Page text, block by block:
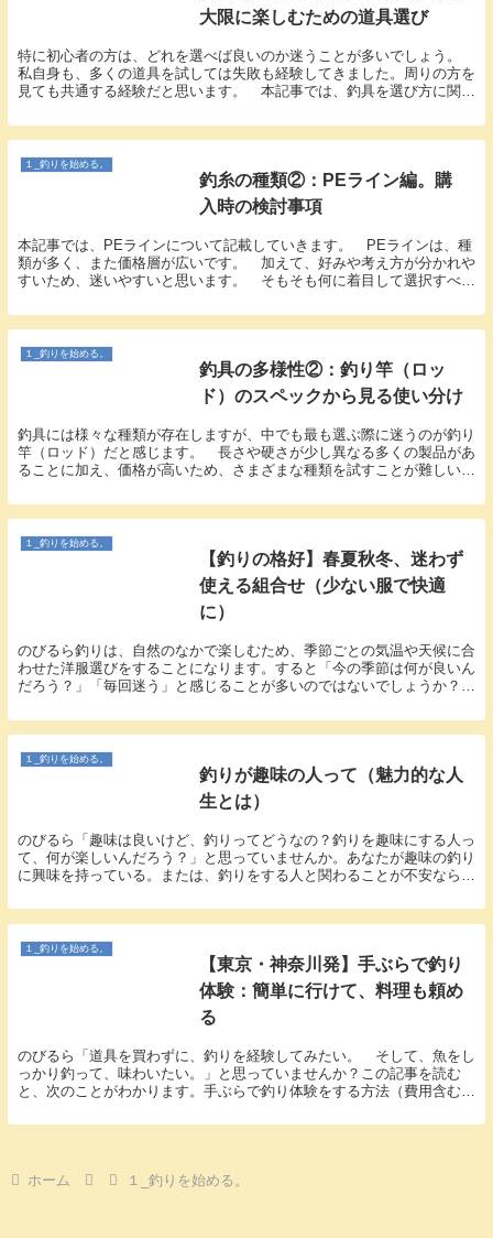
大限に楽しむための道具選び
特に初心者の方は、どれを選べば良いのか迷うことが多いでしょう。
私自身も、多くの道具を試しては失敗も経験してきました。周りの方を
見ても共通する経験だと思います。 本記事では、釣具を選び方に関し
１_釣りを始める。
釣糸の種類②：PEライン編。購
入時の検討事項
本記事では、PEラインについて記載していきます。 PEラインは、種
類が多く、また価格層が広いです。 加えて、好みや考え方が分かれや
すいため、迷いやすいと思います。 そもそも何に着目して選択すべき
１_釣りを始める。
釣具の多様性②：釣り竿（ロッ
ド）のスペックから見る使い分け
釣具には様々な種類が存在しますが、中でも最も選ぶ際に迷うのが釣り
竿（ロッド）だと感じます。 長さや硬さが少し異なる多くの製品があ
ることに加え、価格が高いため、さまざまな種類を試すことが難しいの
１_釣りを始める。
【釣りの格好】春夏秋冬、迷わず
使える組合せ（少ない服で快適
に）
のびるら釣りは、自然のなかで楽しむため、季節ごとの気温や天候に合
わせた洋服選びをすることになります。すると「今の季節は何が良いん
だろう？」「毎回迷う」と感じることが多いのではないでしょうか？今
１_釣りを始める。
釣りが趣味の人って（魅力的な人
生とは）
のびるら「趣味は良いけど、釣りってどうなの？釣りを趣味にする人っ
て、何が楽しいんだろう？」と思っていませんか。あなたが趣味の釣り
に興味を持っている。または、釣りをする人と関わることが不安なら参
１_釣りを始める。
【東京・神奈川発】手ぶらで釣り
体験：簡単に行けて、料理も頼め
る
のびるら「道具を買わずに、釣りを経験してみたい。 そして、魚をし
っかり釣って、味わいたい。」と思っていませんか？この記事を読む
と、次のことがわかります。手ぶらで釣り体験をする方法（費用含む）
ホーム １_釣りを始める。